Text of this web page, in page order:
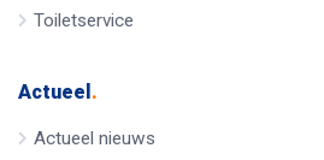
Toiletservice
Actueel .
Actueel nieuws